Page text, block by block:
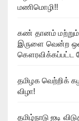
மணிமொழி!!
கண் தானம் மற்றும்
இருளை வென்ற
கௌரவிக்கப்பட்ட
தமிழக வெற்றிக்
விழா!
தமிழ்நாடு ஐடி